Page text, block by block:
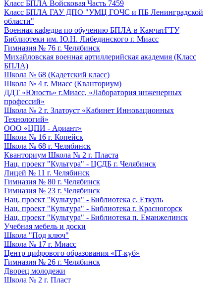
Класс БПЛА Войсковая Часть 7459
Класс БПЛА ГАУ ДПО "УМЦ ГОЧС и ПБ Ленинградской
области"
Военная кафедра по обучению БПЛА в КамчатГТУ
Библиотеки им. Ю.Н. Либединского г. Миасс
Гимназия № 76 г. Челябинск
Михайловская военная артиллерийская академия (Класс
БПЛА)
Школа № 68 (Кадетский класс)
Школа № 4 г. Миасс (Кванториум)
ДДТ «Юность» г.Миасс, «Лаборатория инженерных
профессий»
Школа № 2 г. Златоуст «Кабинет Инновационных
Технологий»
ООО «ЦПИ - Ариант»
Школа № 16 г. Копейск
Школа № 68 г. Челябинск
Кванториум Школа № 2 г. Пласта
Нац. проект "Культура" - ЦСДБ г. Челябинск
Лицей № 11 г. Челябинск
Гимназия № 80 г. Челябинск
Гимназия № 23 г. Челябинск
Нац. проект "Культура" - Библиотека с. Еткуль
Нац. проект "Культура" - Библиотека г. Красногорск
Нац. проект "Культура" - Библиотека п. Еманжелинск
Учебная мебель и доски
Школа "Под ключ"
Школа № 17 г. Миасс
Центр цифрового образования «IT-куб»
Гимназия № 26 г. Челябинск
Дворец молодежи
Школа № 2 г. Пласт